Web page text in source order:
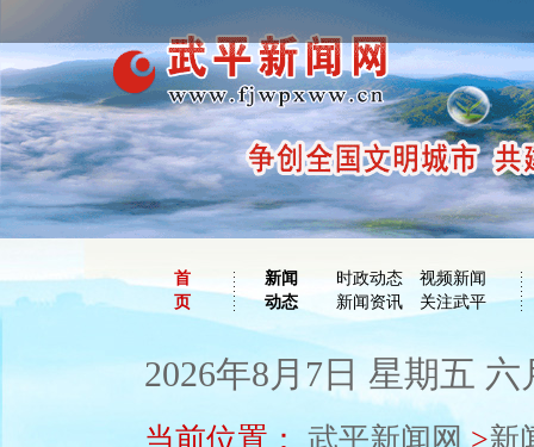
首
页
新闻 时政动态
视频新闻
动态
新闻资讯 关注武平
2026年8月7日 星期五
当前位置： 武平新闻网>新